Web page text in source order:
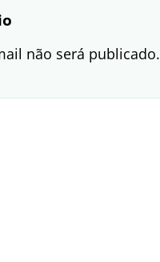
não será publicado.